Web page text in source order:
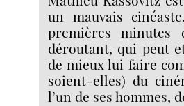
un mauvais
premières
déroutant, qui peut
de mieux lui faire
soient-elles) du
l’un de ses hommes,